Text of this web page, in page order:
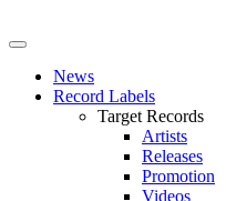
News
Record Labels
Target Records
Artists
Releases
Promotion
Videos